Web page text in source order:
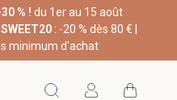
% ! du 1er au 15 août
SWEET20: -20 % dès 80 € |
minimum d'achat